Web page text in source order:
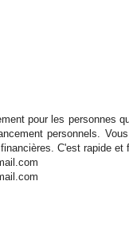
pour les personnes
personnels.
C'est rapide et